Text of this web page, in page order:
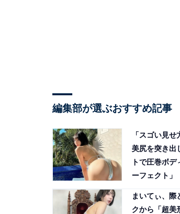
編集部が選ぶおすすめ記事
「スゴい見せ
美尻を突き出
トで圧巻ボデ
ーフェクト」
まいてぃ、際
クから「超美